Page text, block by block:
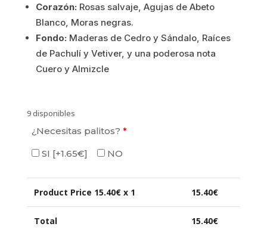
Corazón: Rosas salvaje, Agujas de Abeto
Blanco, Moras negras.
Fondo: Maderas de Cedro y Sándalo, Raíces
de Pachulí y Vetiver, y una poderosa nota
Cuero y Almizcle
9 disponibles
¿Necesitas palitos? *
SI [+1.65€] NO
Product Price 15.40€ x 1 15.40€
Total 15.40€